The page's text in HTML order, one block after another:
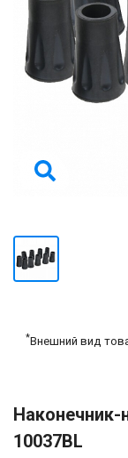
*Внешний вид
10037BL